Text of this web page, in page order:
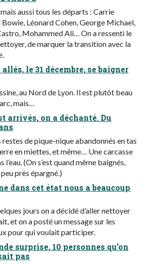
aussi tous les départs : Carrie
Léonard Cohen, George Michael,
Mohammed Ali… On a ressenti le
de marquer la transition avec la
le 31 décembre, se baigner
au Nord de Lyon. Il est plutôt beau
mais…
arrivés, on a déchanté. Du
restes de pique-nique abandonnés en tas
en miettes, et même… Une carcasse
l’eau. (On s’est quand même baignés,
près épargné.)
dans cet état nous a beaucoup
jours on a décidé d’aller nettoyer
et on a posté un message sur les
pour qui voulait participer.
surprise, 10 personnes qu’on
pas